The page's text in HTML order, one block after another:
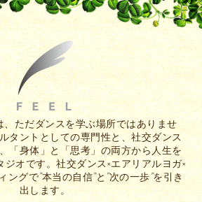
、ただダンスを学ぶ場所ではありませ
タントとしての専門性と、社交ダンス
「身体」と「思考」の両方から人生を
オです。社交ダンス×エアリアルヨガ×
ングで”本当の自信”と”次の一歩”を引き
出します。